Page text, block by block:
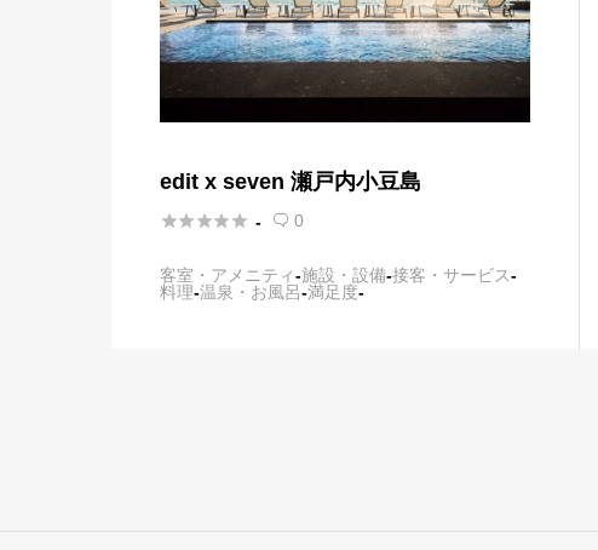
edit x seven 瀬戸内小豆島
 -  0
客室・アメニティ-施設・設備-接客・サービス-
料理-温泉・お風呂-満足度-